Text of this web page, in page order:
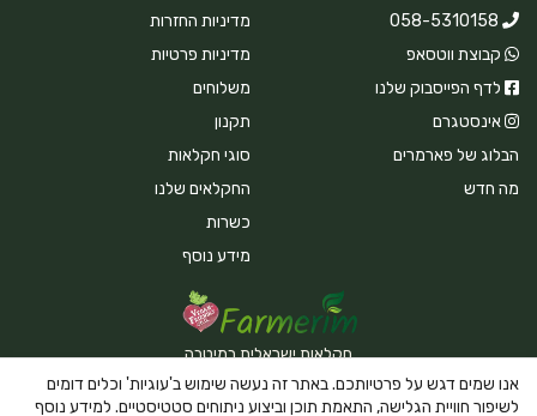
058-5310158
קבוצת ווטסאפ
לדף הפייסבוק שלנו
אינסטגרם
הבלוג של פארמרים
מה חדש
מדיניות החזרות
מדיניות פרטיות
משלוחים
תקנון
סוגי חקלאות
החקלאים שלנו
כשרות
מידע נוסף
חקלאות ישראלית במיטבה
אנו שמים דגש על פרטיותכם. באתר זה נעשה שימוש ב'עוגיות' וכלים דומים
לשיפור חוויית הגלישה, התאמת תוכן וביצוע ניתוחים סטטיסטיים. למידע נוסף